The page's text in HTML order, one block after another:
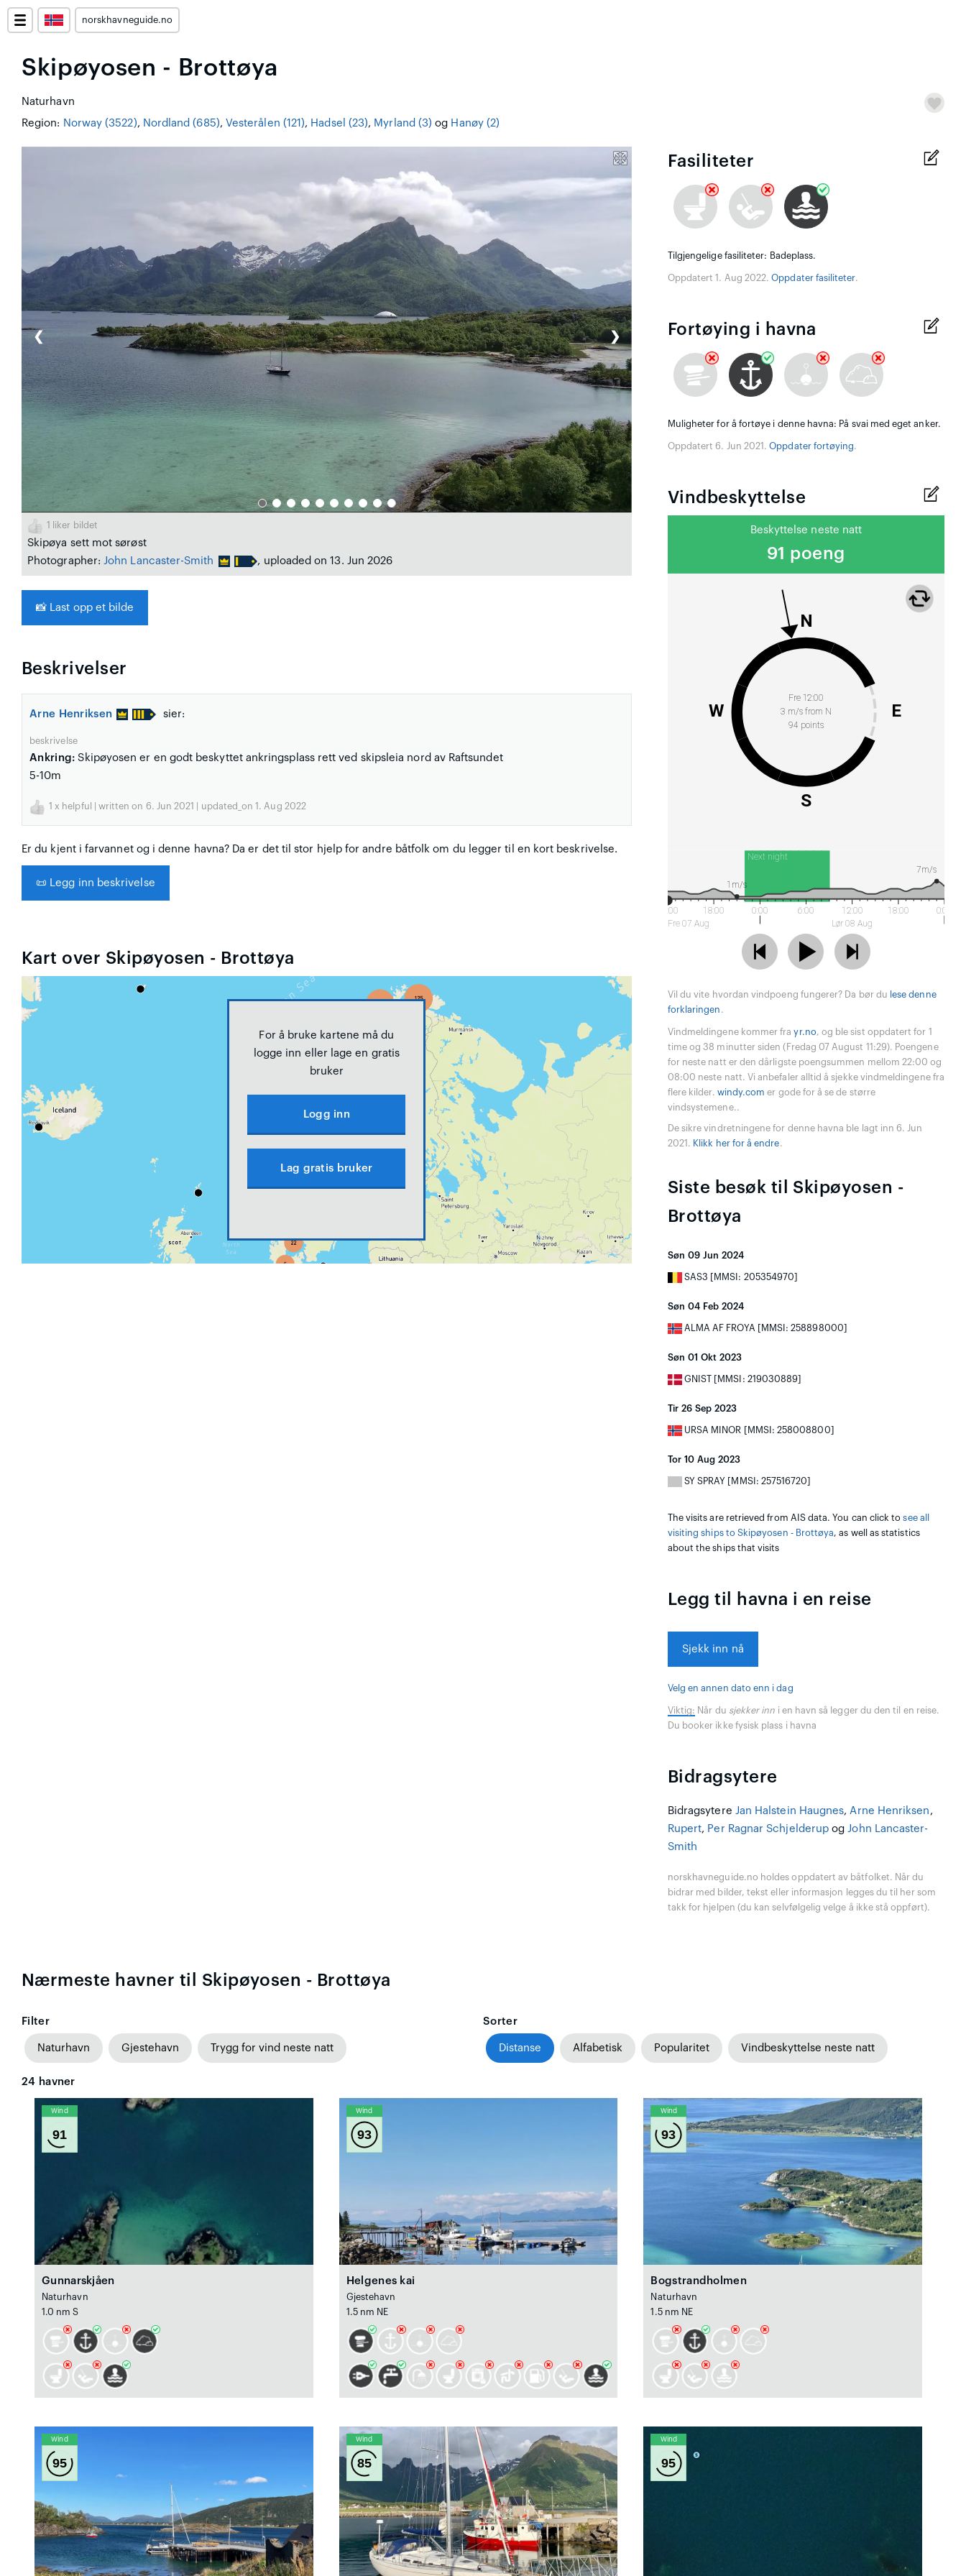
norskhavneguide.no
Skipøyosen - Brottøya
Naturhavn
Region: Norway (3522), Nordland (685), Vesterålen (121), Hadsel (23), Myrland (3) og Hanøy (2)
❮ ❯
1 liker bildet
Skipøya sett mot sørøst
Photographer:John Lancaster-Smith , uploaded on 13. Jun 2026
📸 Last opp et bilde
Beskrivelser
Arne Henriksen sier:
beskrivelse
Ankring: Skipøyosen er en godt beskyttet ankringsplass rett ved skipsleia nord av Raftsundet
5-10m
1 x helpful | written on 6. Jun 2021 | updated_on 1. Aug 2022
Er du kjent i farvannet og i denne havna? Da er det til stor hjelp for andre båtfolk om du legger til en kort beskrivelse.
📜 Legg inn beskrivelse
Kart over Skipøyosen - Brottøya
For å bruke kartene må du
logge inn eller lage en gratis
bruker
Logg inn
Lag gratis bruker
Fasiliteter
Tilgjengelige fasiliteter: Badeplass.
Oppdatert 1. Aug 2022.Oppdater fasiliteter.
Fortøying i havna
Muligheter for å fortøye i denne havna: På svai med eget anker.
Oppdatert 6. Jun 2021.Oppdater fortøying.
Vindbeskyttelse
Beskyttelse neste natt
91 poeng
Fre 12:00
3 m/s from N
94 points
N
E
S
W
Next night
12:00
Fre 07 Aug
18:00 0:00 6:00
12:00
Lør 08 Aug
18:00 0:00
7m/s
1m/s
Vil du vite hvordan vindpoeng fungerer? Da bør du lese denne
forklaringen .
Vindmeldingene kommer frayr.no, og ble sist oppdatert for 1
time og 38 minutter siden (Fredag 07 August 11:29). Poengene
for neste natt er den dårligste poengsummen mellom 22:00 og
08:00 neste natt. Vi anbefaler alltid å sjekke vindmeldingene fra
flere kilder. windy.com er gode for å se de større
vindsystemene..
De sikre vindretningene for denne havna ble lagt inn 6. Jun
2021. Klikk her for å endre.
Siste besøk til Skipøyosen -
Brottøya
Søn 09 Jun 2024
SAS3 [MMSI: 205354970]
Søn 04 Feb 2024
ALMA AF FROYA [MMSI: 258898000]
Søn 01 Okt 2023
GNIST [MMSI: 219030889]
Tir 26 Sep 2023
URSA MINOR [MMSI: 258008800]
Tor 10 Aug 2023
SY SPRAY [MMSI: 257516720]
The visits are retrieved from AIS data. You can click tosee all
visiting ships to Skipøyosen - Brottøya, as well as statistics
about the ships that visits
Legg til havna i en reise
Sjekk inn nå
Velg en annen dato enn i dag
Viktig: Når du sjekker inn i en havn så legger du den til en reise.
Du booker ikke fysisk plass i havna
Bidragsytere
Bidragsytere Jan Halstein Haugnes, Arne Henriksen ,
Rupert, Per Ragnar Schjelderup ogJohn Lancaster-
Smith
norskhavneguide.no holdes oppdatert av båtfolket. Når du
bidrar med bilder, tekst eller informasjon legges du til her som
takk for hjelpen (du kan selvfølgelig velge å ikke stå oppført).
Nærmeste havner til Skipøyosen - Brottøya
Filter
Naturhavn Gjestehavn Trygg for vind neste natt
Sorter
Distanse Alfabetisk Popularitet Vindbeskyttelse neste natt
24 havner
Wind
91
Gunnarskjåen
Naturhavn
1.0 nm S
Wind
93
Helgenes kai
Gjestehavn
1.5 nm NE
Wind
93
Bogstrandholmen
Naturhavn
1.5 nm NE
Wind
95
Wind
85
Wind
95